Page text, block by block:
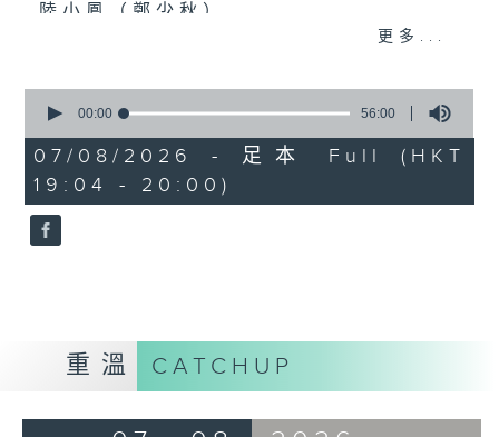
陸小鳳（鄭少秋）
义燒包（徐小鳳）
雲吞麵
Mamma Mia 美味天王
沈殿霞/歐陽振華/關詠荷/秦沛/宣萱/張
可頣
環遊世界：即將消失的8大世界美景(2)
更多...
seconds
56
minutes,
0
seconds
00:00 56:00
07/08/2026 - 足本 Full (HKT
19:04 - 20:00)
重溫 CATCHUP